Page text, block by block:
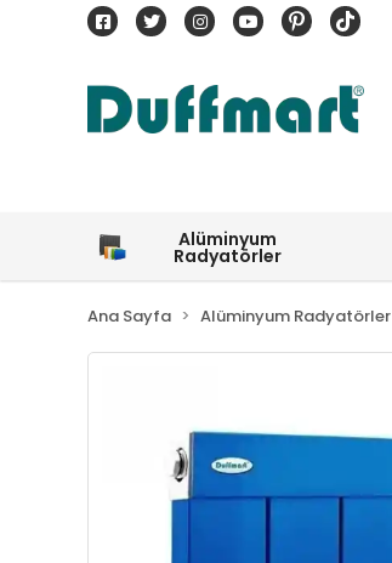
Alüminyum
Radyatörler
Ana Sayfa Alüminyum Radyatörler